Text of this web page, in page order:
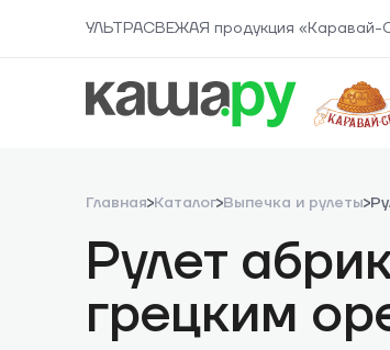
УЛЬТРАСВЕЖАЯ продукция «Каравай-
Главная Каталог Выпечка и рулеты
Рулет
грецким